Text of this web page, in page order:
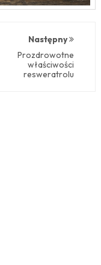
Następny
Prozdrowotne
właściwości
resweratrolu